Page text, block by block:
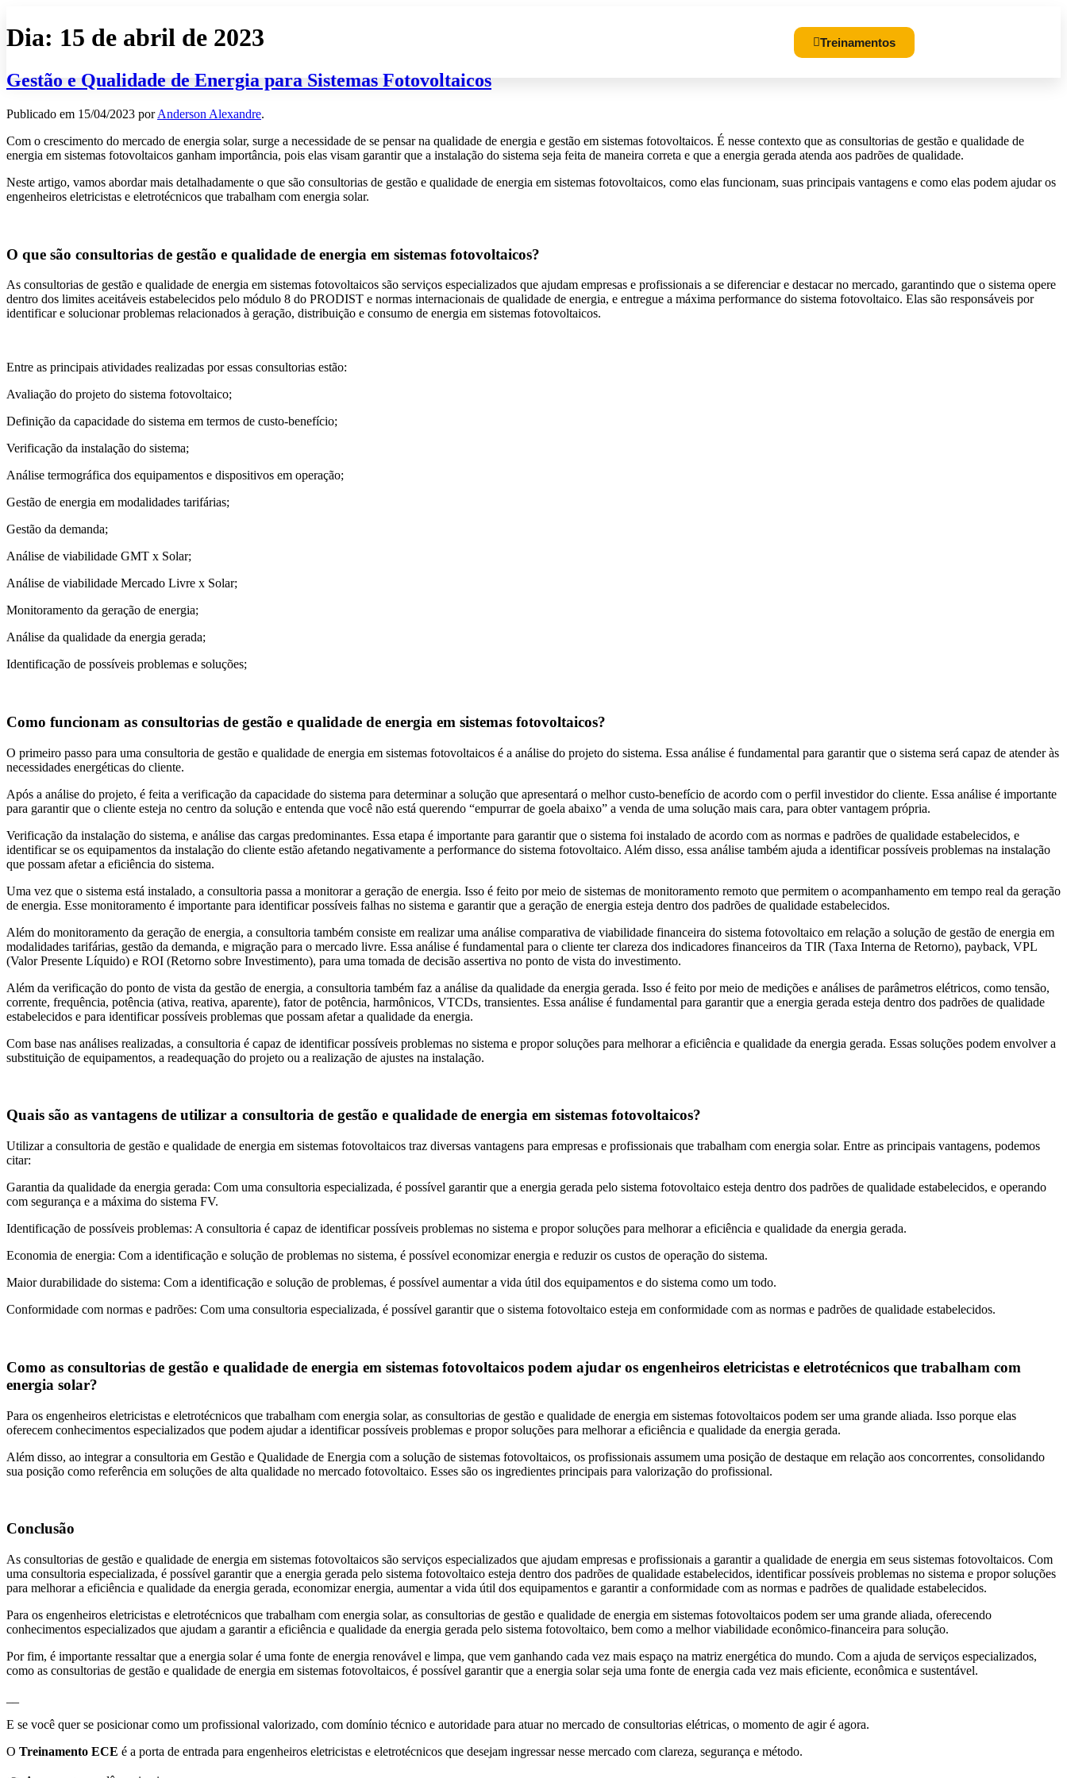
Treinamentos
Dia: 15 de abril de 2023
Gestão e Qualidade de Energia para Sistemas Fotovoltaicos
Publicado em 15/04/2023 porAnderson Alexandre.
Com o crescimento do mercado de energia solar, surge a necessidade de se pensar na qualidade de energia e gestão em sistemas fotovoltaicos. É nesse contexto que as consultorias de gestão e qualidade de
energia em sistemas fotovoltaicos ganham importância, pois elas visam garantir que a instalação do sistema seja feita de maneira correta e que a energia gerada atenda aos padrões de qualidade.
Neste artigo, vamos abordar mais detalhadamente o que são consultorias de gestão e qualidade de energia em sistemas fotovoltaicos, como elas funcionam, suas principais vantagens e como elas podem ajudar os
engenheiros eletricistas e eletrotécnicos que trabalham com energia solar.
O que são consultorias de gestão e qualidade de energia em sistemas fotovoltaicos?
As consultorias de gestão e qualidade de energia em sistemas fotovoltaicos são serviços especializados que ajudam empresas e profissionais a se diferenciar e destacar no mercado, garantindo que o sistema opere
dentro dos limites aceitáveis estabelecidos pelo módulo 8 do PRODIST e normas internacionais de qualidade de energia, e entregue a máxima performance do sistema fotovoltaico. Elas são responsáveis por
identificar e solucionar problemas relacionados à geração, distribuição e consumo de energia em sistemas fotovoltaicos.
Entre as principais atividades realizadas por essas consultorias estão:
Avaliação do projeto do sistema fotovoltaico;
Definição da capacidade do sistema em termos de custo-benefício;
Verificação da instalação do sistema;
Análise termográfica dos equipamentos e dispositivos em operação;
Gestão de energia em modalidades tarifárias;
Gestão da demanda;
Análise de viabilidade GMT x Solar;
Análise de viabilidade Mercado Livre x Solar;
Monitoramento da geração de energia;
Análise da qualidade da energia gerada;
Identificação de possíveis problemas e soluções;
Como funcionam as consultorias de gestão e qualidade de energia em sistemas fotovoltaicos?
O primeiro passo para uma consultoria de gestão e qualidade de energia em sistemas fotovoltaicos é a análise do projeto do sistema. Essa análise é fundamental para garantir que o sistema será capaz de atender às
necessidades energéticas do cliente.
Após a análise do projeto, é feita a verificação da capacidade do sistema para determinar a solução que apresentará o melhor custo-benefício de acordo com o perfil investidor do cliente. Essa análise é importante
para garantir que o cliente esteja no centro da solução e entenda que você não está querendo “empurrar de goela abaixo” a venda de uma solução mais cara, para obter vantagem própria.
Verificação da instalação do sistema, e análise das cargas predominantes. Essa etapa é importante para garantir que o sistema foi instalado de acordo com as normas e padrões de qualidade estabelecidos, e
identificar se os equipamentos da instalação do cliente estão afetando negativamente a performance do sistema fotovoltaico. Além disso, essa análise também ajuda a identificar possíveis problemas na instalação
que possam afetar a eficiência do sistema.
Uma vez que o sistema está instalado, a consultoria passa a monitorar a geração de energia. Isso é feito por meio de sistemas de monitoramento remoto que permitem o acompanhamento em tempo real da geração
de energia. Esse monitoramento é importante para identificar possíveis falhas no sistema e garantir que a geração de energia esteja dentro dos padrões de qualidade estabelecidos.
Além do monitoramento da geração de energia, a consultoria também consiste em realizar uma análise comparativa de viabilidade financeira do sistema fotovoltaico em relação a solução de gestão de energia em
modalidades tarifárias, gestão da demanda, e migração para o mercado livre. Essa análise é fundamental para o cliente ter clareza dos indicadores financeiros da TIR (Taxa Interna de Retorno), payback, VPL
(Valor Presente Líquido) e ROI (Retorno sobre Investimento), para uma tomada de decisão assertiva no ponto de vista do investimento.
Além da verificação do ponto de vista da gestão de energia, a consultoria também faz a análise da qualidade da energia gerada. Isso é feito por meio de medições e análises de parâmetros elétricos, como tensão,
corrente, frequência, potência (ativa, reativa, aparente), fator de potência, harmônicos, VTCDs, transientes. Essa análise é fundamental para garantir que a energia gerada esteja dentro dos padrões de qualidade
estabelecidos e para identificar possíveis problemas que possam afetar a qualidade da energia.
Com base nas análises realizadas, a consultoria é capaz de identificar possíveis problemas no sistema e propor soluções para melhorar a eficiência e qualidade da energia gerada. Essas soluções podem envolver a
substituição de equipamentos, a readequação do projeto ou a realização de ajustes na instalação.
Quais são as vantagens de utilizar a consultoria de gestão e qualidade de energia em sistemas fotovoltaicos?
Utilizar a consultoria de gestão e qualidade de energia em sistemas fotovoltaicos traz diversas vantagens para empresas e profissionais que trabalham com energia solar. Entre as principais vantagens, podemos
citar:
Garantia da qualidade da energia gerada: Com uma consultoria especializada, é possível garantir que a energia gerada pelo sistema fotovoltaico esteja dentro dos padrões de qualidade estabelecidos, e operando
com segurança e a máxima do sistema FV.
Identificação de possíveis problemas: A consultoria é capaz de identificar possíveis problemas no sistema e propor soluções para melhorar a eficiência e qualidade da energia gerada.
Economia de energia: Com a identificação e solução de problemas no sistema, é possível economizar energia e reduzir os custos de operação do sistema.
Maior durabilidade do sistema: Com a identificação e solução de problemas, é possível aumentar a vida útil dos equipamentos e do sistema como um todo.
Conformidade com normas e padrões: Com uma consultoria especializada, é possível garantir que o sistema fotovoltaico esteja em conformidade com as normas e padrões de qualidade estabelecidos.
Como as consultorias de gestão e qualidade de energia em sistemas fotovoltaicos podem ajudar os engenheiros eletricistas e eletrotécnicos que trabalham com
energia solar?
Para os engenheiros eletricistas e eletrotécnicos que trabalham com energia solar, as consultorias de gestão e qualidade de energia em sistemas fotovoltaicos podem ser uma grande aliada. Isso porque elas
oferecem conhecimentos especializados que podem ajudar a identificar possíveis problemas e propor soluções para melhorar a eficiência e qualidade da energia gerada.
Além disso, ao integrar a consultoria em Gestão e Qualidade de Energia com a solução de sistemas fotovoltaicos, os profissionais assumem uma posição de destaque em relação aos concorrentes, consolidando
sua posição como referência em soluções de alta qualidade no mercado fotovoltaico. Esses são os ingredientes principais para valorização do profissional.
Conclusão
As consultorias de gestão e qualidade de energia em sistemas fotovoltaicos são serviços especializados que ajudam empresas e profissionais a garantir a qualidade de energia em seus sistemas fotovoltaicos. Com
uma consultoria especializada, é possível garantir que a energia gerada pelo sistema fotovoltaico esteja dentro dos padrões de qualidade estabelecidos, identificar possíveis problemas no sistema e propor soluções
para melhorar a eficiência e qualidade da energia gerada, economizar energia, aumentar a vida útil dos equipamentos e garantir a conformidade com as normas e padrões de qualidade estabelecidos.
Para os engenheiros eletricistas e eletrotécnicos que trabalham com energia solar, as consultorias de gestão e qualidade de energia em sistemas fotovoltaicos podem ser uma grande aliada, oferecendo
conhecimentos especializados que ajudam a garantir a eficiência e qualidade da energia gerada pelo sistema fotovoltaico, bem como a melhor viabilidade econômico-financeira para solução.
Por fim, é importante ressaltar que a energia solar é uma fonte de energia renovável e limpa, que vem ganhando cada vez mais espaço na matriz energética do mundo. Com a ajuda de serviços especializados,
como as consultorias de gestão e qualidade de energia em sistemas fotovoltaicos, é possível garantir que a energia solar seja uma fonte de energia cada vez mais eficiente, econômica e sustentável.
E se você quer se posicionar como um profissional valorizado, com domínio técnico e autoridade para atuar no mercado de consultorias elétricas, o momento de agir é agora.
O Treinamento ECE é a porta de entrada para engenheiros eletricistas e eletrotécnicos que desejam ingressar nesse mercado com clareza, segurança e método.